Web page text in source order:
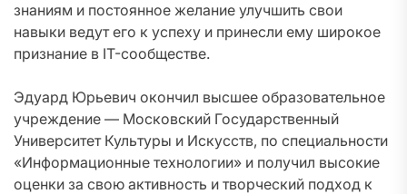
знаниям и постоянное желание улучшить свои
навыки ведут его к успеху и принесли ему широкое
признание в IT-сообществе.
Эдуард Юрьевич окончил высшее образовательное
учреждение — Московский Государственный
Университет Культуры и Искусств, по специальности
«Информационные технологии» и получил высокие
оценки за свою активность и творческий подход к